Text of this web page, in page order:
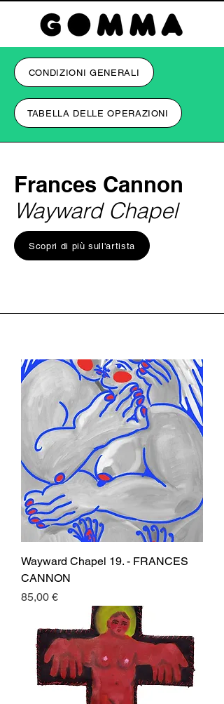
CONDIZIONI GENERALI
TABELLA DELLE OPERAZIONI
Frances Cannon
Wayward Chapel
Scopri di più sull'artista
Wayward Chapel 19. - FRANCES
CANNON
Prezzo
85,00 €